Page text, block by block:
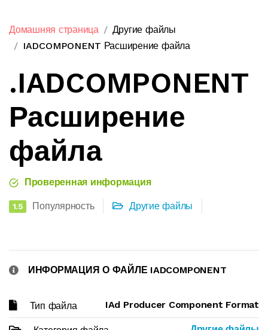
Домашняя страница
Другие файлы
IADCOMPONENT Расширение файла
.IADCOMPONENT
Расширение
файла
Проверенная информация
1.5 Популярность Другие файлы
ИНФОРМАЦИЯ О ФАЙЛЕ IADCOMPONENT
Тип файла IAd Producer Component Format